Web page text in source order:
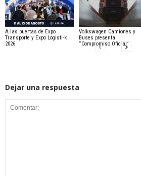
A las puertas de Expo
Transporte y Expo Logisti-k
2026
Volkswagen Camiones y
Buses presenta
“Compromiso Oficial”
Dejar una respuesta